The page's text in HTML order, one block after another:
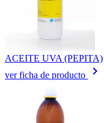
ACEITE UVA (PEPITA)
ver ficha de producto
keyboard_arrow_right